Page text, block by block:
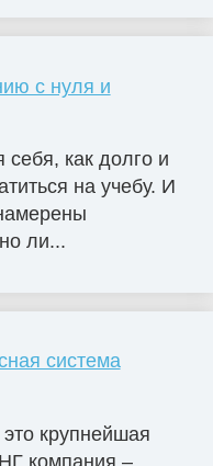
с нуля и
как долго и
на учебу. И
ли...
система
крупнейшая